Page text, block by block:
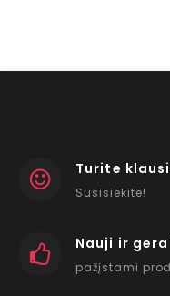
Turite
Susisiekite!
Nauji ir
pažįstami